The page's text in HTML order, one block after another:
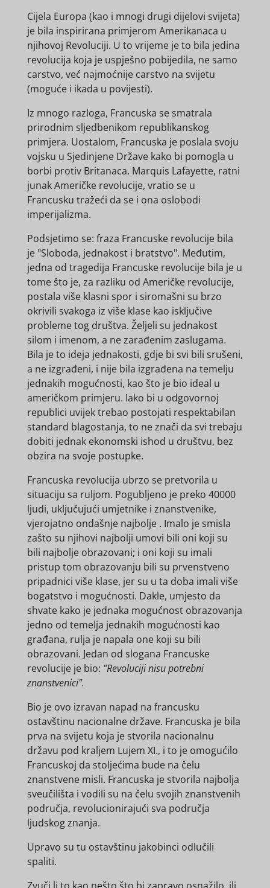
Cijela Europa (kao i mnogi drugi dijelovi svijeta)
je bila inspirirana primjerom Amerikanaca u
njihovoj Revoluciji. U to vrijeme je to bila jedina
revolucija koja je uspješno pobijedila, ne samo
carstvo, već najmoćnije carstvo na svijetu
(moguće i ikada u povijesti).
Iz mnogo razloga, Francuska se smatrala
prirodnim sljedbenikom republikanskog
primjera. Uostalom, Francuska je poslala svoju
vojsku u Sjedinjene Države kako bi pomogla u
borbi protiv Britanaca. Marquis Lafayette, ratni
junak Američke revolucije, vratio se u
Francusku tražeći da se i ona oslobodi
imperijalizma.
Podsjetimo se: fraza Francuske revolucije bila
je "Sloboda, jednakost i bratstvo". Međutim,
jedna od tragedija Francuske revolucije bila je u
tome što je, za razliku od Američke revolucije,
postala više klasni spor i siromašni su brzo
okrivili svakoga iz više klase kao isključive
probleme tog društva. Željeli su jednakost
silom i imenom, a ne zarađenim zaslugama.
Bila je to ideja jednakosti, gdje bi svi bili srušeni,
a ne izgrađeni, i nije bila izgrađena na temelju
jednakih mogućnosti, kao što je bio ideal u
američkom primjeru. Iako bi u odgovornoj
republici uvijek trebao postojati respektabilan
standard blagostanja, to ne znači da svi trebaju
dobiti jednak ekonomski ishod u društvu, bez
obzira na svoje postupke.
Francuska revolucija ubrzo se pretvorila u
situaciju sa ruljom. Pogubljeno je preko 40000
ljudi, uključujući umjetnike i znanstvenike,
vjerojatno ondašnje najbolje . Imalo je smisla
zašto su njihovi najbolji umovi bili oni koji su
bili najbolje obrazovani; i oni koji su imali
pristup tom obrazovanju bili su prvenstveno
pripadnici više klase, jer su u ta doba imali više
bogatstvo i mogućnosti. Dakle, umjesto da
shvate kako je jednaka mogućnost obrazovanja
jedno od temelja jednakih mogućnosti kao
građana, rulja je napala one koji su bili
obrazovani. Jedan od slogana Francuske
revolucije je bio: "Revoluciji nisu potrebni
znanstvenici".
Bio je ovo izravan napad na francusku
ostavštinu nacionalne države. Francuska je bila
prva na svijetu koja je stvorila nacionalnu
državu pod kraljem Lujem XI., i to je omogućilo
Francuskoj da stoljećima bude na čelu
znanstvene misli. Francuska je stvorila najbolja
sveučilišta i vodili su na čelu svojih znanstvenih
područja, revolucionirajući sva područja
ljudskog znanja.
Upravo su tu ostavštinu jakobinci odlučili
spaliti.